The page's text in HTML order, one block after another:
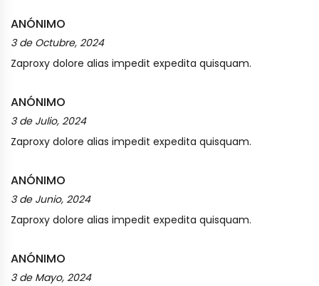
ANÓNIMO
3 de Octubre, 2024
Zaproxy dolore alias impedit expedita quisquam.
ANÓNIMO
3 de Julio, 2024
Zaproxy dolore alias impedit expedita quisquam.
ANÓNIMO
3 de Junio, 2024
Zaproxy dolore alias impedit expedita quisquam.
ANÓNIMO
3 de Mayo, 2024